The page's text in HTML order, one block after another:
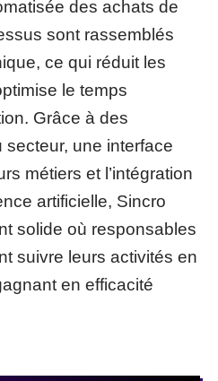
des achats de
sont rassemblés
ce qui réduit les
le temps
Grâce à des
une interface
métiers et l’intégration
artificielle, Sincro
solide où responsables
suivre leurs activités en
en efficacité